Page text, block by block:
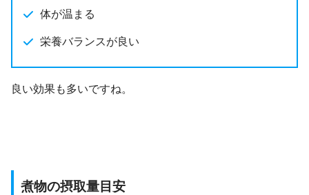
体が温まる
栄養バランスが良い
良い効果も多いですね。
煮物の摂取量目安